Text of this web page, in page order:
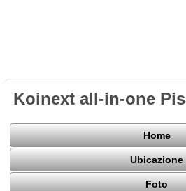
Koinext all-in-one
Home
Ubicazione
Foto